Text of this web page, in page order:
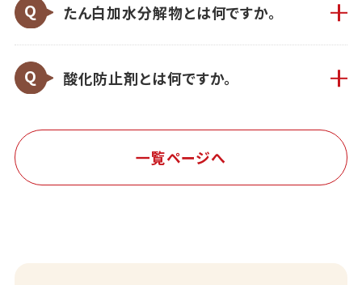
たん白加水分解物とは何ですか。
酸化防止剤とは何ですか。
一覧ページへ